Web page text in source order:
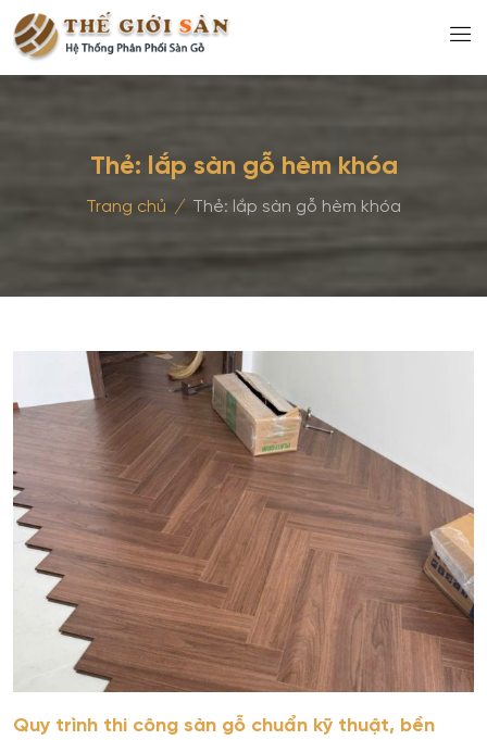
Thẻ: lắp sàn gỗ hèm khóa
Trang chủ / Thẻ: lắp sàn gỗ hèm khóa
Quy trình thi công sàn gỗ chuẩn kỹ thuật, bền